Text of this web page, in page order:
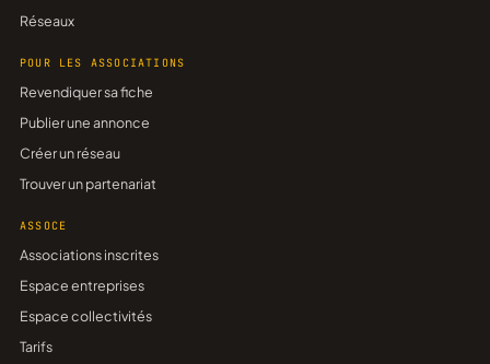
Réseaux
POUR LES ASSOCIATIONS
Revendiquer sa fiche
Publier une annonce
Créer un réseau
Trouver un partenariat
ASSOCE
Associations inscrites
Espace entreprises
Espace collectivités
Tarifs